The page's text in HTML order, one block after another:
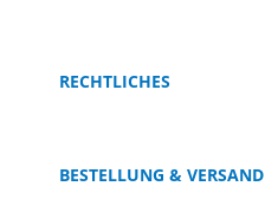
RECHTLICHES
BESTELLUNG & VERSAND